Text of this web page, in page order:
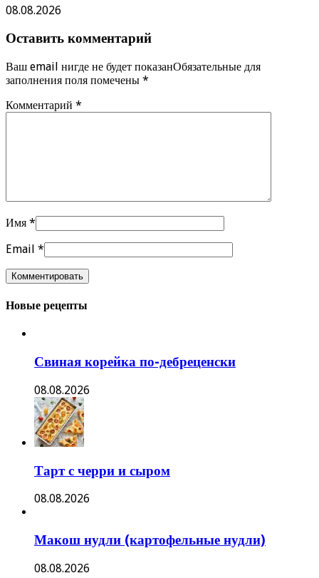
08.08.2026
Оставить комментарий
Ваш email нигде не будет показанОбязательные для
заполнения поля помечены *
Комментарий *
Имя *
Email *
Новые рецепты
Свиная корейка по-дебреценски
08.08.2026
Тарт с черри и сыром
08.08.2026
Макош нудли (картофельные нудли)
08.08.2026